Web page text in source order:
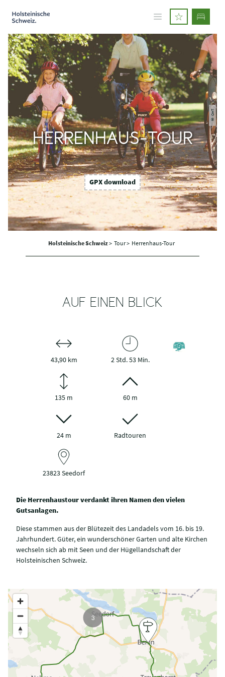
© OHT
HERRENHAUS-TOUR
GPX download
Holsteinische Schweiz> Tour > Herrenhaus-Tour
AUF EINEN BLICK
43,90 km 2 Std. 53 Min.
135 m 60 m
24 m Radtouren
23823 Seedorf
Die Herrenhaustour verdankt ihren Namen den vielen
Gutsanlagen.
Diese stammen aus der Blütezeit des Landadels vom 16. bis 19.
Jahrhundert. Güter, ein wunderschöner Garten und alte Kirchen
wechseln sich ab mit Seen und der Hügellandschaft der
Holsteinischen Schweiz.
3